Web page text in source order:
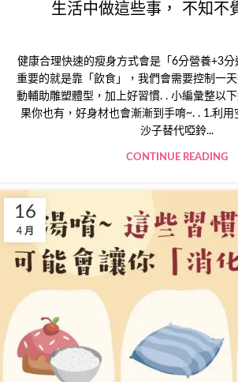
生活中做這些事， 不知不
健康合理快速的瘦身方式會是「6分營養+3
重要的就是靠「飲食」，我們會需要控制一
動輔助雕塑體型，加上好習慣. . 小編彙整以
果你也有，好身材也會漸漸到手唷~. . 1.利
沙子替代啞鈴...
CONTINUE READING
16
4 月